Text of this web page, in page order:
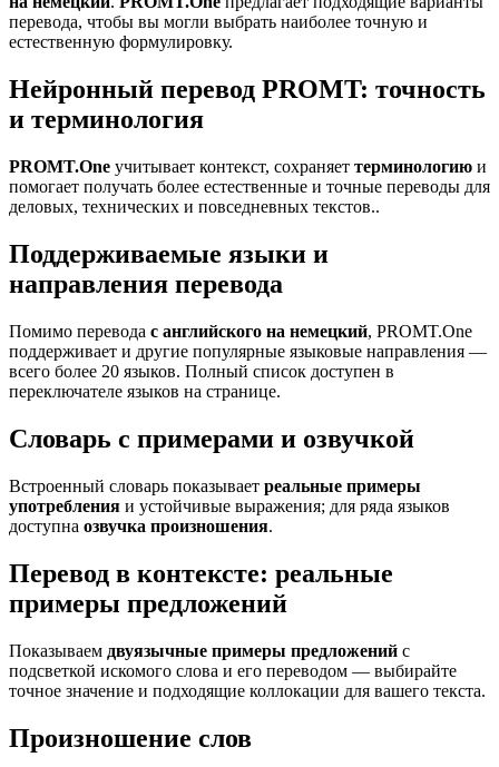
перевода, чтобы вы могли выбрать наиболее точную и
естественную формулировку.
Нейронный перевод PROMT: точность
и терминология
PROMT.One учитывает контекст, сохраняет терминологию и
помогает получать более естественные и точные переводы для
деловых, технических и повседневных текстов..
Поддерживаемые языки и
направления перевода
Помимо перевода с английского на немецкий, PROMT.One
поддерживает и другие популярные языковые направления —
всего более 20 языков. Полный список доступен в
переключателе языков на странице.
Словарь с примерами и озвучкой
Встроенный словарь показывает реальные примеры
употребления и устойчивые выражения; для ряда языков
доступна озвучка произношения.
Перевод в контексте: реальные
примеры предложений
Показываем двуязычные примеры предложений с
подсветкой искомого слова и его переводом — выбирайте
точное значение и подходящие коллокации для вашего текста.
Произношение слов